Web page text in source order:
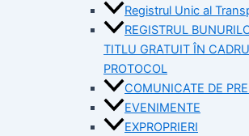
Registrul Unic al
REGISTRUL
TITLU GRATUIT ÎN
PROTOCOL
COMUNICATE DE
EVENIMENTE
EXPROPRIERI